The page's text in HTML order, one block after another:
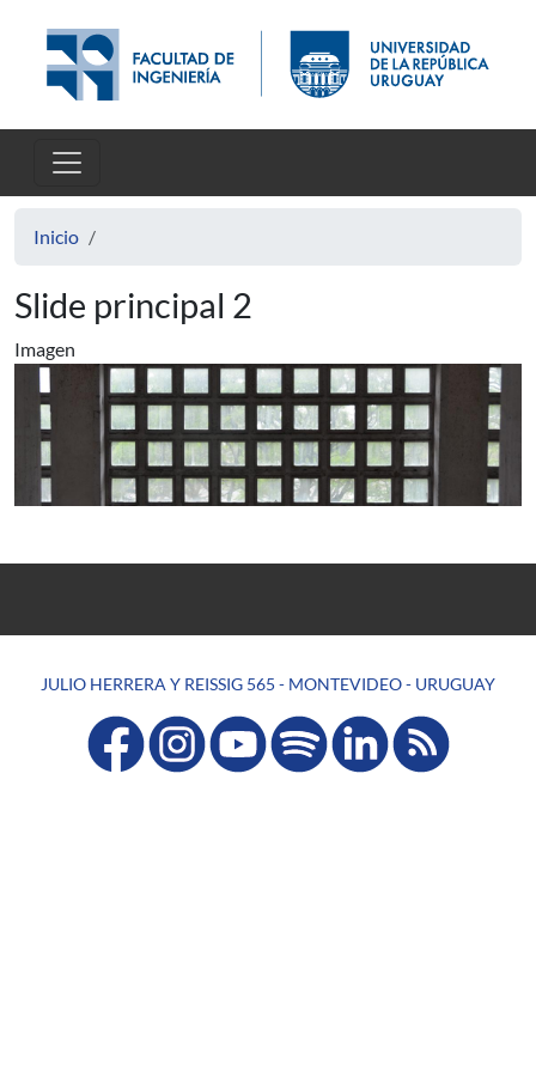
Inicio
Slide principal 2
Imagen
JULIO HERRERA Y REISSIG 565 - MONTEVIDEO - URUGUAY